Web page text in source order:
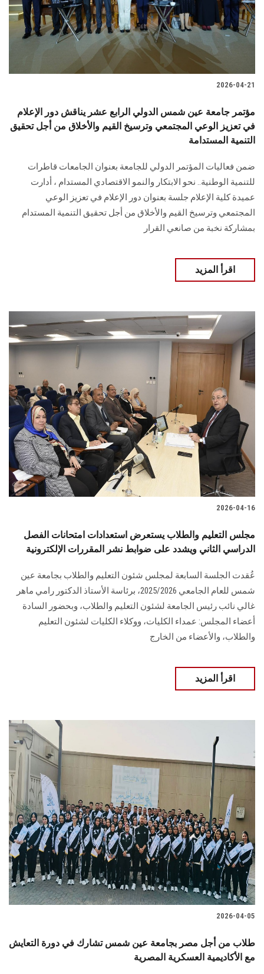
2026-04-21
مؤتمر جامعة عين شمس الدولي الرابع عشر يناقش دور الإعلام
في تعزيز الوعي المجتمعي وترسيخ القيم والأخلاق من أجل تحقيق
التنمية المستدامة
ضمن فعاليات المؤتمر الدولي للجامعة بعنوان الجامعات قاطرات
للتنمية الوطنية.. نحو الابتكار والنمو الاقتصادي المستدام ، أدارت
عميدة كلية الإعلام جلسة بعنوان دور الإعلام في تعزيز الوعي
المجتمعي وترسيخ القيم والأخلاق من أجل تحقيق التنمية المستدام
بمشاركة نخبة من صانعي القرار
اقرأ المزيد
2026-04-16
مجلس التعليم والطلاب يستعرض استعدادات امتحانات الفصل
الدراسي الثاني ويشدد على ضوابط نشر المقررات الإلكترونية
عُقدت الجلسة السابعة لمجلس شئون التعليم والطلاب بجامعة عين
شمس للعام الجامعي 2025/2026، برئاسة الأستاذ الدكتور رامي ماهر
غالي نائب رئيس الجامعة لشئون التعليم والطلاب، وبحضور السادة
أعضاء المجلس: عمداء الكليات، ووكلاء الكليات لشئون التعليم
والطلاب، والأعضاء من الخارج
اقرأ المزيد
2026-04-05
طلاب من أجل مصر بجامعة عين شمس تشارك في دورة التعايش
مع الأكاديمية العسكرية المصرية